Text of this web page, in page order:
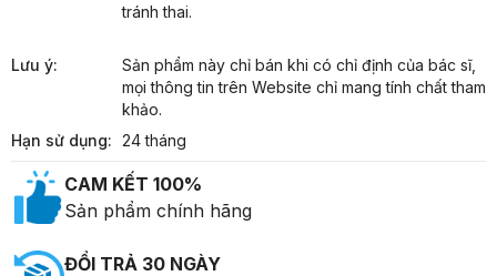
tránh thai.
Lưu ý:
Sản phẩm này chỉ bán khi có chỉ định của bác sĩ,
mọi thông tin trên Website chỉ mang tính chất tham
khảo.
Hạn sử dụng: 24 tháng
CAM KẾT 100%
Sản phẩm chính hãng
ĐỔI TRẢ 30 NGÀY